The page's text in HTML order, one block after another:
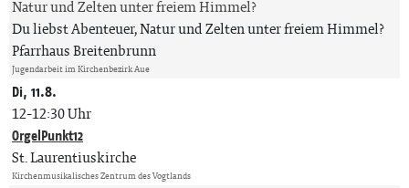
Natur und Zelten unter freiem Himmel?
Du liebst Abenteuer, Natur und Zelten unter freiem Himmel?
Pfarrhaus Breitenbrunn
Jugendarbeit im Kirchenbezirk Aue
Di, 11.8.
12-12:30 Uhr
OrgelPunkt12
St. Laurentiuskirche
Kirchenmusikalisches Zentrum des Vogtlands